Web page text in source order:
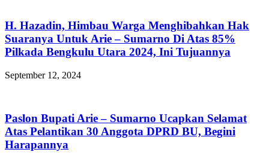
H. Hazadin, Himbau Warga Menghibahkan Hak
Suaranya Untuk Arie – Sumarno Di Atas 85%
Pilkada Bengkulu Utara 2024, Ini Tujuannya
September 12, 2024
Paslon Bupati Arie – Sumarno Ucapkan Selamat
Atas Pelantikan 30 Anggota DPRD BU, Begini
Harapannya